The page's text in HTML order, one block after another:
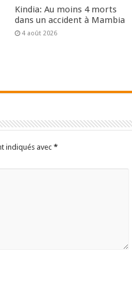
Kindia: Au moins 4 morts
dans un accident à Mambia
4 août 2026
indiqués avec *